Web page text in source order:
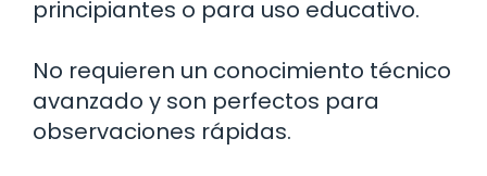
principiantes o para uso educativo.
No requieren un conocimiento técnico
avanzado y son perfectos para
observaciones rápidas.